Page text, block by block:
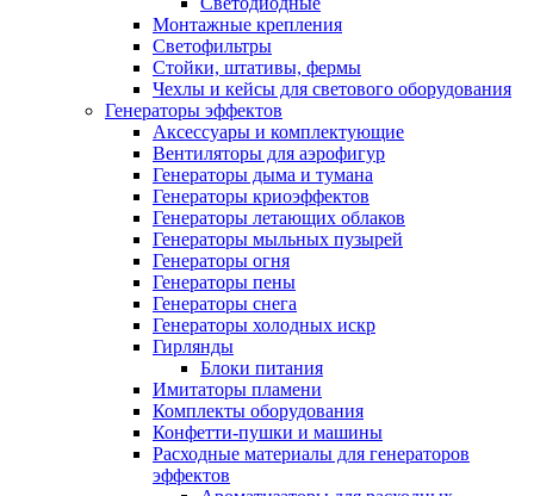
Монтажные крепления
Светофильтры
Стойки, штативы, фермы
Чехлы и кейсы для светового оборудования
Генераторы эффектов
Аксессуары и комплектующие
Вентиляторы для аэрофигур
Генераторы дыма и тумана
Генераторы криоэффектов
Генераторы летающих облаков
Генераторы мыльных пузырей
Генераторы огня
Генераторы пены
Генераторы снега
Генераторы холодных искр
Гирлянды
Блоки питания
Имитаторы пламени
Комплекты оборудования
Конфетти-пушки и машины
Расходные материалы для генераторов
эффектов